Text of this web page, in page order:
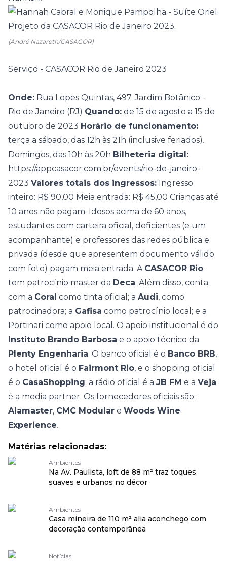
(André Nazareth/CASACOR)
Serviço - CASACOR Rio de Janeiro 2023
Onde: Rua Lopes Quintas, 497. Jardim Botânico -
Rio de Janeiro (RJ) Quando: de 15 de agosto a 15 de
outubro de 2023 Horário de funcionamento:
terça a sábado, das 12h às 21h (inclusive feriados).
Domingos, das 10h às 20h Bilheteria digital:
https://appcasacor.com.br/events/rio-de-janeiro-
2023 Valores totais dos ingressos: Ingresso
inteiro: R$ 90,00 Meia entrada: R$ 45,00 Crianças até
10 anos não pagam. Idosos acima de 60 anos,
estudantes com carteira oficial, deficientes (e um
acompanhante) e professores das redes pública e
privada (desde que apresentem documento válido
com foto) pagam meia entrada. A CASACOR Rio
tem patrocínio master da Deca. Além disso, conta
com a Coral como tinta oficial; a Audi, como
patrocinadora; a Gafisa como patrocínio local; e a
Portinari como apoio local. O apoio institucional é do
Instituto Brando Barbosa e o apoio técnico da
Plenty Engenharia. O banco oficial é o Banco BRB,
o hotel oficial é o Fairmont Rio, e o shopping oficial
é o CasaShopping; a rádio oficial é a JB FM e a Veja
é a media partner. Os fornecedores oficiais são:
Alamaster, CMC Modular e Woods Wine
Experience.
Matérias relacionadas:
Ambientes
Na Av. Paulista, loft de 88 m² traz toques
suaves e urbanos no décor
Ambientes
Casa mineira de 110 m² alia aconchego com
decoração contemporânea
Notícias